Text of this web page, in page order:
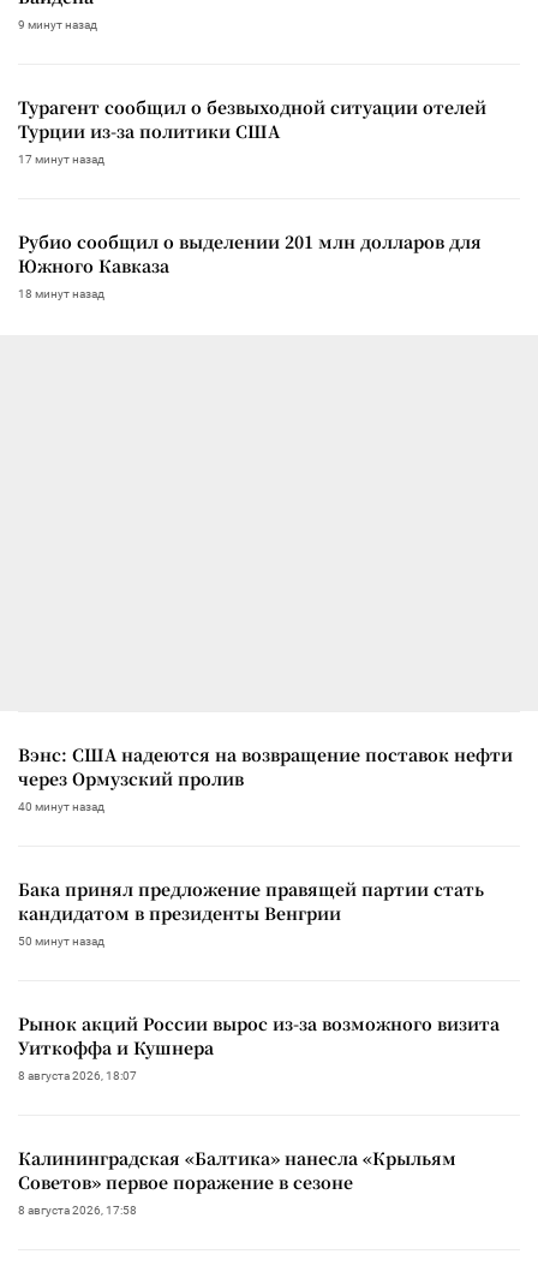
9 минут назад
Турагент сообщил о безвыходной ситуации отелей
Турции из-за политики США
17 минут назад
Рубио сообщил о выделении 201 млн долларов для
Южного Кавказа
18 минут назад
Вэнс: США надеются на возвращение поставок нефти
через Ормузский пролив
40 минут назад
Бака принял предложение правящей партии стать
кандидатом в президенты Венгрии
50 минут назад
Рынок акций России вырос из-за возможного визита
Уиткоффа и Кушнера
8 августа 2026, 18:07
Калининградская «Балтика» нанесла «Крыльям
Советов» первое поражение в сезоне
8 августа 2026, 17:58